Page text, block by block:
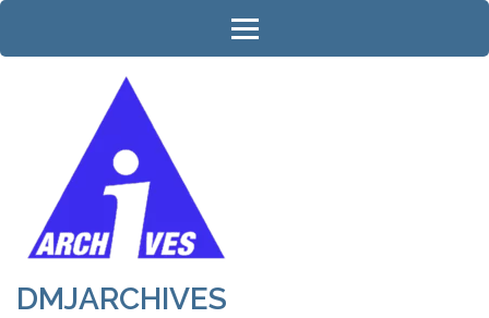
Aller
contenu
DMJARCHIVES